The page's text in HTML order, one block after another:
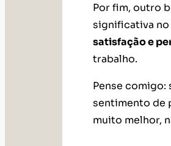
Por fim, outro
significativa no
satisfação e
trabalho.
Pense comigo:
sentimento de
muito melhor,